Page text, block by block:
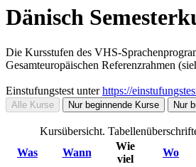
Dänisch
Die Kursstufen des VHS-
Gesamteuropäischen Referenzrahmen
Einstufungstest unterhttps://
Alle Kurse Nur beginnende Kurse Nur
Kursübersicht.
Was
Wann
Wie
viel
Wo